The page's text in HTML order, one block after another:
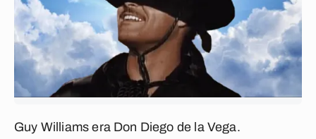
Guy Williams era Don Diego de la Vega.